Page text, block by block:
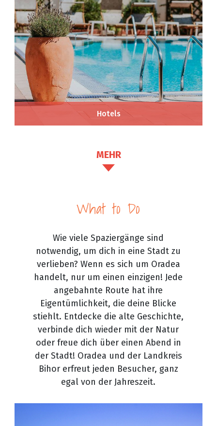
Hotels
MEHR
What to Do
Wie viele Spaziergänge sind
notwendig, um dich in eine Stadt zu
verlieben? Wenn es sich um Oradea
handelt, nur um einen einzigen! Jede
angebahnte Route hat ihre
Eigentümlichkeit, die deine Blicke
stiehlt. Entdecke die alte Geschichte,
verbinde dich wieder mit der Natur
oder freue dich über einen Abend in
der Stadt! Oradea und der Landkreis
Bihor erfreut jeden Besucher, ganz
egal von der Jahreszeit.